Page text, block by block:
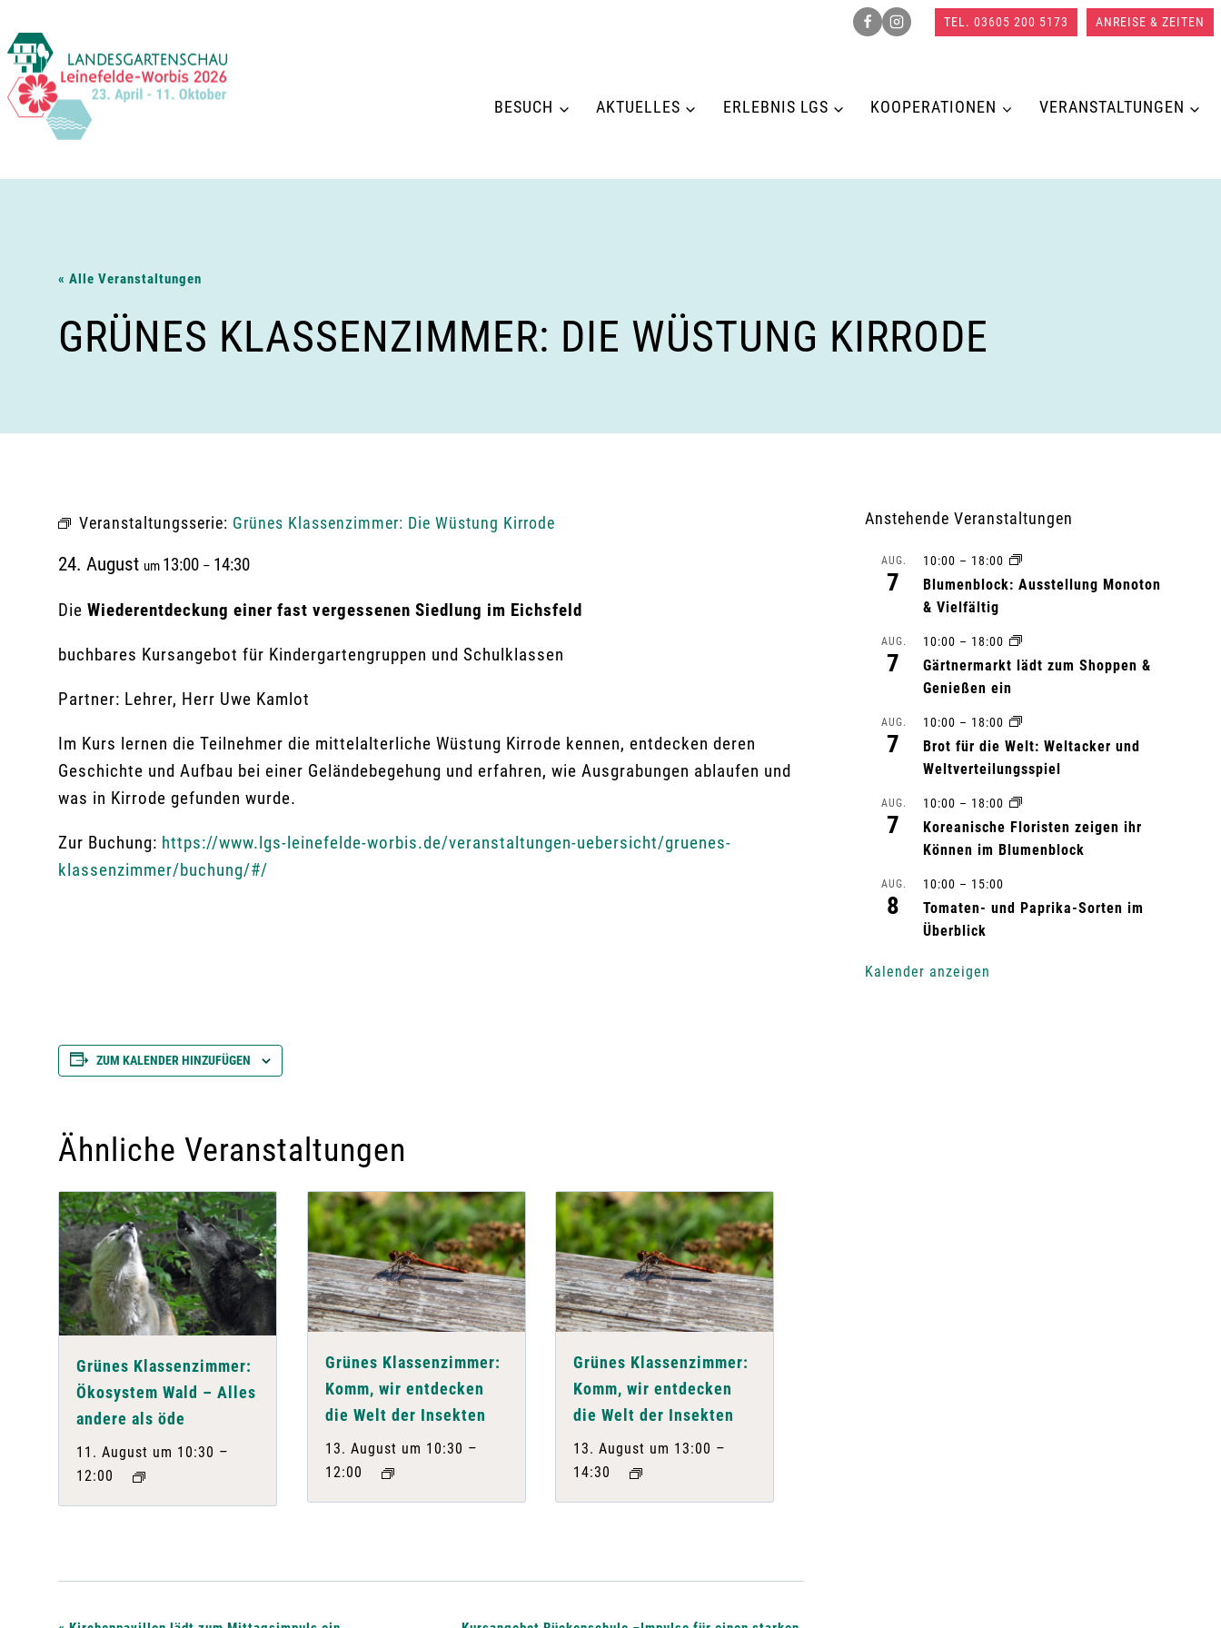
Inhalt
springen
TEL. 03605 200 5173 ANREISE & ZEITEN
BESUCH AKTUELLES ERLEBNIS LGS KOOPERATIONEN VERANSTALTUNGEN
« Alle Veranstaltungen
GRÜNES KLASSENZIMMER: DIE WÜSTUNG KIRRODE
Veranstaltungsserie: Grünes Klassenzimmer: Die Wüstung Kirrode
24. August um 13:00 – 14:30
Die Wiederentdeckung einer fast vergessenen Siedlung im Eichsfeld
buchbares Kursangebot für Kindergartengruppen und Schulklassen
Partner: Lehrer, Herr Uwe Kamlot
Im Kurs lernen die Teilnehmer die mittelalter­liche Wüstung Kirrode kennen, entdecken de­ren
Geschichte und Aufbau bei einer Gelän­debegehung und erfahren, wie Ausgrabungen ablaufen und
was in Kirrode gefunden wurde.
Zur Buchung: https://www.lgs-leinefelde-worbis.de/veranstaltungen-uebersicht/gruenes-
klassenzimmer/buchung/#/
ZUM KALENDER HINZUFÜGEN
Ähnliche Veranstaltungen
Grünes Klassenzimmer:
Ökosystem Wald – Alles
andere als öde
11. August um 10:30 –
12:00
Grünes Klassenzimmer:
Komm, wir entdecken
die Welt der Insekten
13. August um 10:30 –
12:00
Grünes Klassenzimmer:
Komm, wir entdecken
die Welt der Insekten
13. August um 13:00 –
14:30
Anstehende Veranstaltungen
AUG.
7
10:00 – 18:00
Blumenblock: Ausstellung Monoton
& Vielfältig
AUG.
7
10:00 – 18:00
Gärtnermarkt lädt zum Shoppen &
Genießen ein
AUG.
7
10:00 – 18:00
Brot für die Welt: Weltacker und
Weltverteilungsspiel
AUG.
7
10:00 – 18:00
Koreanische Floristen zeigen ihr
Können im Blumenblock
AUG.
8
10:00 – 15:00
Tomaten- und Paprika-Sorten im
Überblick
Kalender anzeigen